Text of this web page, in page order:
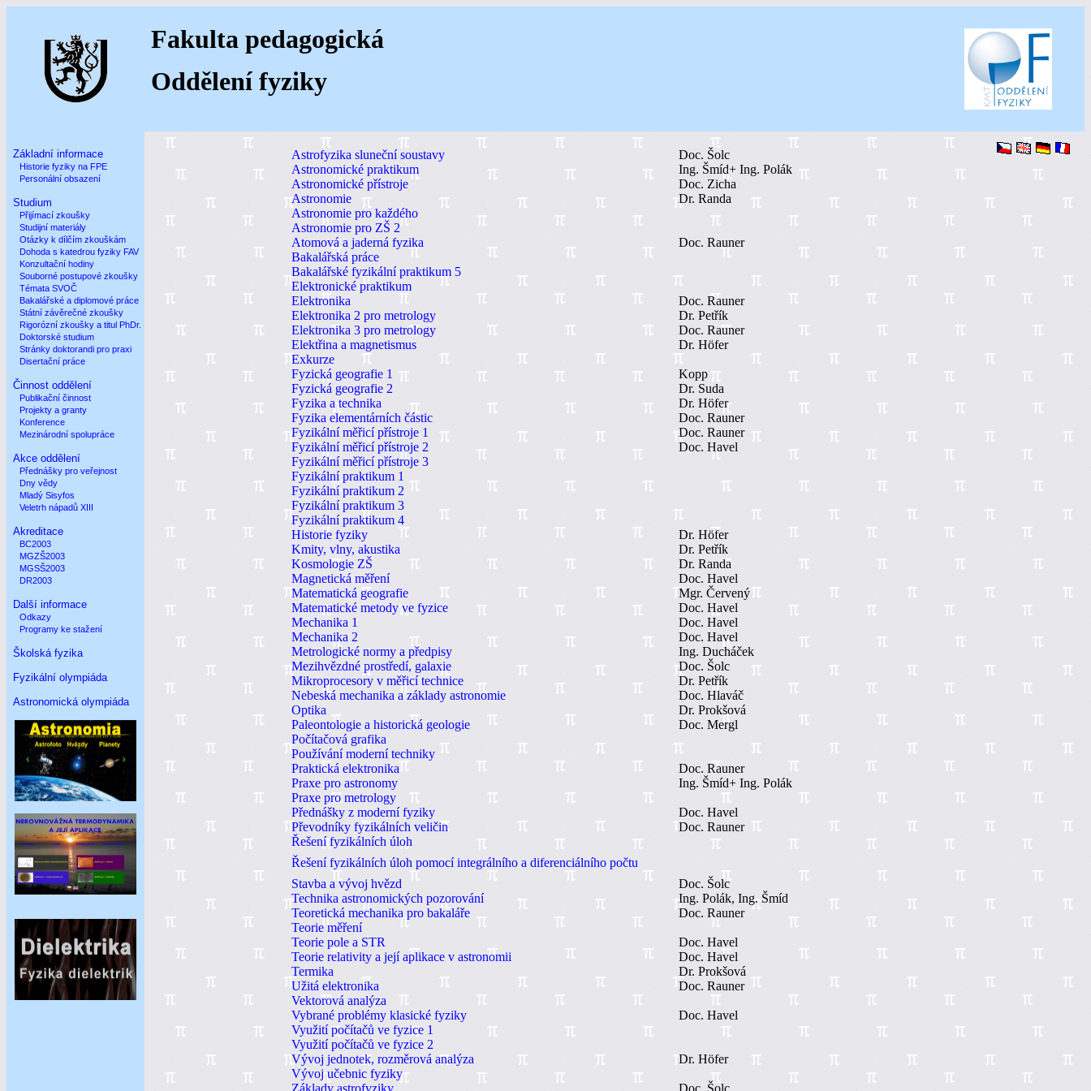
Fakulta pedagogická
Oddělení fyziky
Základní informace
Historie fyziky na FPE
Personální obsazení
Studium
Přijímací zkoušky
Studijní materiály
Otázky k dílčím zkouškám
Dohoda s katedrou fyziky FAV
Konzultační hodiny
Souborné postupové zkoušky
Témata SVOČ
Bakalářské a diplomové práce
Státní závěrečné zkoušky
Rigorózní zkoušky a titul PhDr.
Doktorské studium
Stránky doktorandi pro praxi
Disertační práce
Činnost oddělení
Publikační činnost
Projekty a granty
Konference
Mezinárodní spolupráce
Akce oddělení
Přednášky pro veřejnost
Dny vědy
Mladý Sisyfos
Veletrh nápadů XIII
Akreditace
BC2003
MGZŠ2003
MGSŠ2003
DR2003
Další informace
Odkazy
Programy ke stažení
Školská fyzika
Fyzikální olympiáda
Astronomická olympiáda
Astrofyzika sluneční soustavy
Doc. Šolc
Astronomické praktikum
Ing. Šmíd+ Ing. Polák
Astronomické přístroje
Doc. Zicha
Astronomie
Dr. Randa
Astronomie pro každého
Astronomie pro ZŠ 2
Atomová a jaderná fyzika
Doc. Rauner
Bakalářská práce
Bakalářské fyzikální praktikum 5
Elektronické praktikum
Elektronika
Doc. Rauner
Elektronika 2 pro metrology
Dr. Petřík
Elektronika 3 pro metrology
Doc. Rauner
Elektřina a magnetismus
Dr. Höfer
Exkurze
Fyzická geografie 1
Kopp
Fyzická geografie 2
Dr. Suda
Fyzika a technika
Dr. Höfer
Fyzika elementárních částic
Doc. Rauner
Fyzikální měřicí přístroje 1
Doc. Rauner
Fyzikální měřicí přístroje 2
Doc. Havel
Fyzikální měřicí přístroje 3
Fyzikální praktikum 1
Fyzikální praktikum 2
Fyzikální praktikum 3
Fyzikální praktikum 4
Historie fyziky
Dr. Höfer
Kmity, vlny, akustika
Dr. Petřík
Kosmologie ZŠ
Dr. Randa
Magnetická měření
Doc. Havel
Matematická geografie
Mgr. Červený
Matematické metody ve fyzice
Doc. Havel
Mechanika 1
Doc. Havel
Mechanika 2
Doc. Havel
Metrologické normy a předpisy
Ing. Ducháček
Mezihvězdné prostředí, galaxie
Doc. Šolc
Mikroprocesory v měřicí technice
Dr. Petřík
Nebeská mechanika a základy astronomie
Doc. Hlaváč
Optika
Dr. Prokšová
Paleontologie a historická geologie
Doc. Mergl
Počítačová grafika
Používání moderní techniky
Praktická elektronika
Doc. Rauner
Praxe pro astronomy
Ing. Šmíd+ Ing. Polák
Praxe pro metrology
Přednášky z moderní fyziky
Doc. Havel
Převodníky fyzikálních veličin
Doc. Rauner
Řešení fyzikálních úloh
Řešení fyzikálních úloh pomocí integrálního a diferenciálního počtu
Stavba a vývoj hvězd
Doc. Šolc
Technika astronomických pozorování
Ing. Polák, Ing. Šmíd
Teoretická mechanika pro bakaláře
Doc. Rauner
Teorie měření
Teorie pole a STR
Doc. Havel
Teorie relativity a její aplikace v astronomii
Doc. Havel
Termika
Dr. Prokšová
Užitá elektronika
Doc. Rauner
Vektorová analýza
Vybrané problémy klasické fyziky
Doc. Havel
Využití počítačů ve fyzice 1
Využití počítačů ve fyzice 2
Vývoj jednotek, rozměrová analýza
Dr. Höfer
Vývoj učebnic fyziky
Základy astrofyziky
Doc. Šolc